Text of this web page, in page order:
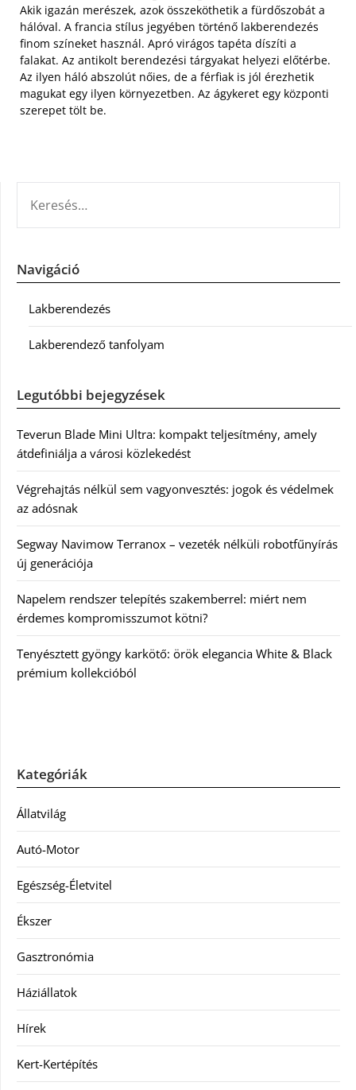
Akik igazán merészek, azok összeköthetik a fürdőszobát a
hálóval. A francia stílus jegyében történő lakberendezés
finom színeket használ. Apró virágos tapéta díszíti a
falakat. Az antikolt berendezési tárgyakat helyezi előtérbe.
Az ilyen háló abszolút nőies, de a férfiak is jól érezhetik
magukat egy ilyen környezetben. Az ágykeret egy központi
szerepet tölt be.
Navigáció
Lakberendezés
Lakberendező tanfolyam
Legutóbbi bejegyzések
Teverun Blade Mini Ultra: kompakt teljesítmény, amely
átdefiniálja a városi közlekedést
Végrehajtás nélkül sem vagyonvesztés: jogok és védelmek
az adósnak
Segway Navimow Terranox – vezeték nélküli robotfűnyírás
új generációja
Napelem rendszer telepítés szakemberrel: miért nem
érdemes kompromisszumot kötni?
Tenyésztett gyöngy karkötő: örök elegancia White & Black
prémium kollekcióból
Kategóriák
Állatvilág
Autó-Motor
Egészség-Életvitel
Ékszer
Gasztronómia
Háziállatok
Hírek
Kert-Kertépítés